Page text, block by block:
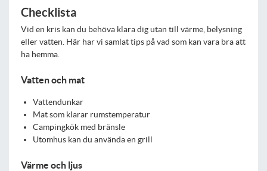
Checklista
Vid en kris kan du behöva klara dig utan till värme, belysning
eller vatten. Här har vi samlat tips på vad som kan vara bra att
ha hemma.
Vatten och mat
Vattendunkar
Mat som klarar rumstemperatur
Campingkök med bränsle
Utomhus kan du använda en grill
Värme och ljus